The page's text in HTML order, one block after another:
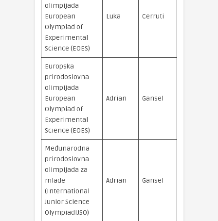
olimpijada
European
Olympiad of
Experimental
Science (EOES)
Luka Cerruti
Europska
prirodoslovna
olimpijada
European
Olympiad of
Experimental
Science (EOES)
Adrian Gansel
Međunarodna
prirodoslovna
olimpijada za
mlade
(International
Junior Science
OlympiadIJSO)
Adrian Gansel